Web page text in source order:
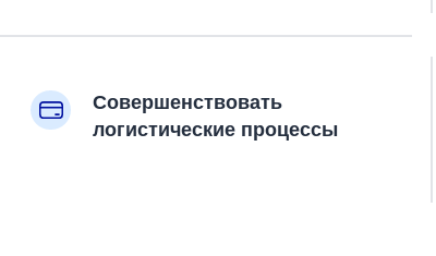
Совершенствовать
логистические процессы